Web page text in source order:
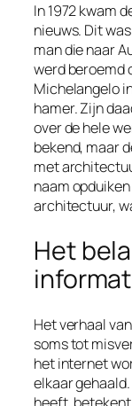
In 1972 kwam
nieuws. Dit
man die naar
werd beroemd
Michelangelo
hamer. Zijn
over de hele
bekend, maar
met
naam
architectuur,
Het
Het verhaal
soms tot
het internet
elkaar
heeft,